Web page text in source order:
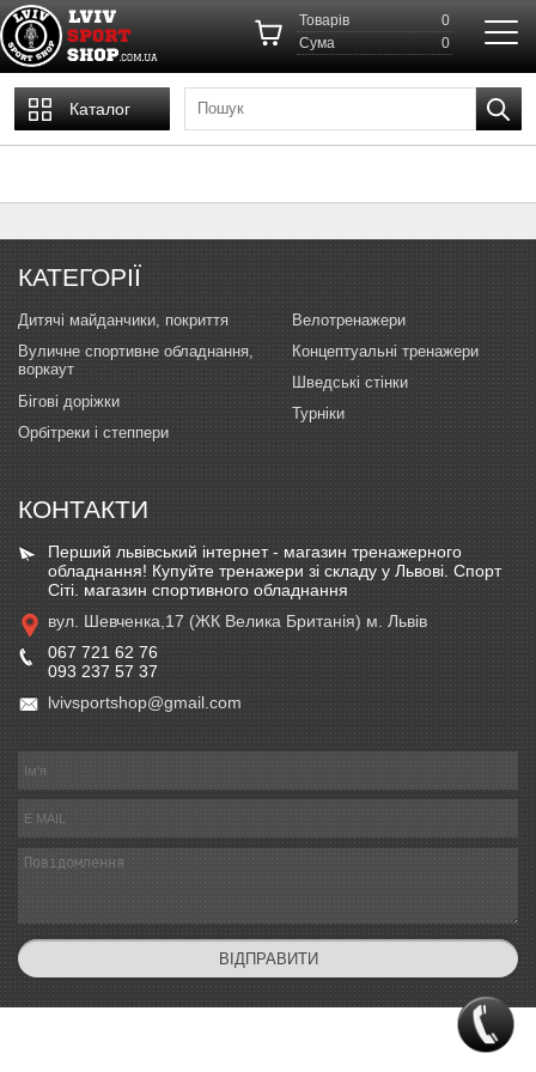
Товарів
0
Cума
0
Каталог
КАТЕГОРІЇ
Дитячі майданчики, покриття
Вуличне спортивне обладнання,
воркаут
Бігові доріжки
Орбітреки і степпери
Велотренажери
Концептуальні тренажери
Шведські стінки
Турніки
КОНТАКТИ
Перший львівський інтернет - магазин тренажерного
обладнання! Купуйте тренажери зі складу у Львові. Спорт
Сіті. магазин спортивного обладнання
вул. Шевченка,17 (ЖК Велика Британія) м. Львів
067 721 62 76
093 237 57 37
lvivsportshop@gmail.com